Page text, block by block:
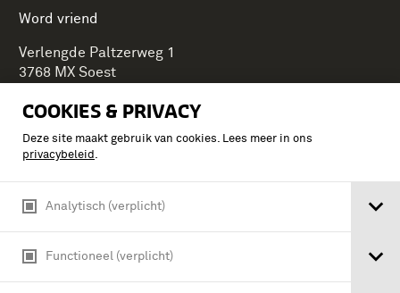
COOKIES & PRIVACY
Deze site maakt gebruik van cookies. Lees meer in ons
privacybeleid .
Analytisch (verplicht)
Functioneel (verplicht)
Word vriend
Verlengde Paltzerweg 1
3768 MX Soest
Onderdeel van Stichting Koninklijke Defensiemusea,